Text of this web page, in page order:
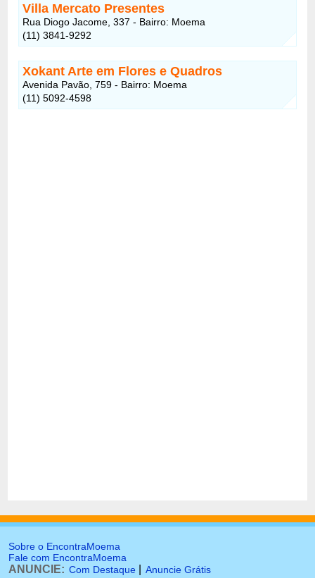
Villa Mercato Presentes
Rua Diogo Jacome, 337 - Bairro: Moema
(11) 3841-9292
Xokant Arte em Flores e Quadros
Avenida Pavão, 759 - Bairro: Moema
(11) 5092-4598
Sobre o EncontraMoema
Fale com EncontraMoema
ANUNCIE: Com Destaque Anuncie Grátis